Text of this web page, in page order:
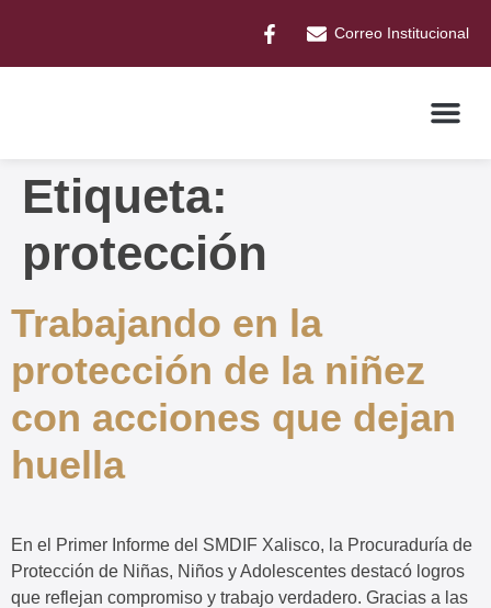
Correo Institucional
Etiqueta:
protección
Trabajando en la
protección de la niñez
con acciones que dejan
huella
En el Primer Informe del SMDIF Xalisco, la Procuraduría de
Protección de Niñas, Niños y Adolescentes destacó logros
que reflejan compromiso y trabajo verdadero. Gracias a las